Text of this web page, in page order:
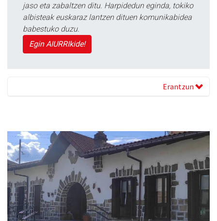
jaso eta zabaltzen ditu. Harpidedun eginda, tokiko
albisteak euskaraz lantzen dituen komunikabidea
babestuko duzu.
Egin AIURRIkide!
Erantzun